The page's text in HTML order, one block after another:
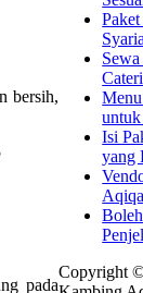
bersih,
pada
Isi
yang
Copyright